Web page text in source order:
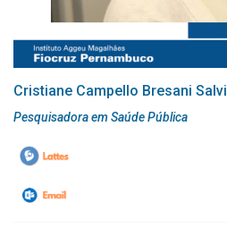
Cristiane Campello Bresani Salvi
Pesquisadora em Saúde Pública